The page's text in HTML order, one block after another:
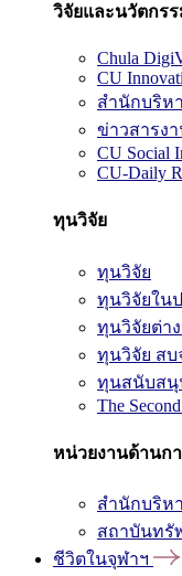
วิจัยและนวัตกร
Chula
CU
สำนักบริห
ข่าวสารง
CU Social
CU-Daily
ทุนวิจัย
ทุนวิจัย
ทุนวิจัยใน
ทุนวิจัยต่า
ทุนวิจัย สบ
ทุนสนับสนุ
The
หน่วยงานด้านก
สำนักบริห
สถาบันทรั
ชีวิตในจุฬาฯ